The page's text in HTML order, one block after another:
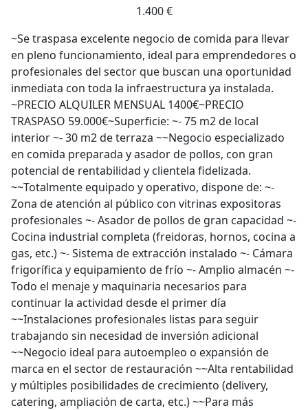
1.400 €
~Se traspasa excelente negocio de comida para llevar
en pleno funcionamiento, ideal para emprendedores o
profesionales del sector que buscan una oportunidad
inmediata con toda la infraestructura ya instalada.
~PRECIO ALQUILER MENSUAL 1400€~PRECIO
TRASPASO 59.000€~Superficie: ~- 75 m2 de local
interior ~- 30 m2 de terraza ~~Negocio especializado
en comida preparada y asador de pollos, con gran
potencial de rentabilidad y clientela fidelizada.
~~Totalmente equipado y operativo, dispone de: ~-
Zona de atención al público con vitrinas expositoras
profesionales ~- Asador de pollos de gran capacidad ~-
Cocina industrial completa (freidoras, hornos, cocina a
gas, etc.) ~- Sistema de extracción instalado ~- Cámara
frigorífica y equipamiento de frío ~- Amplio almacén ~-
Todo el menaje y maquinaria necesarios para
continuar la actividad desde el primer día
~~Instalaciones profesionales listas para seguir
trabajando sin necesidad de inversión adicional
~~Negocio ideal para autoempleo o expansión de
marca en el sector de restauración ~~Alta rentabilidad
y múltiples posibilidades de crecimiento (delivery,
catering, ampliación de carta, etc.) ~~Para más